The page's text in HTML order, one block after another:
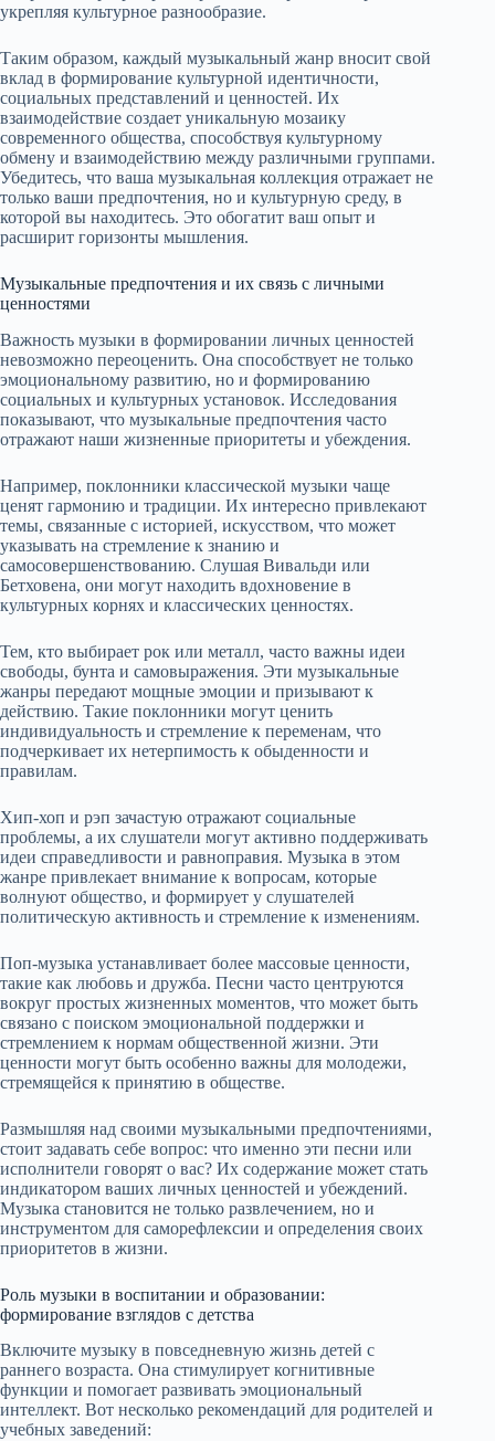
укрепляя культурное разнообразие.
Таким образом, каждый музыкальный жанр вносит свой
вклад в формирование культурной идентичности,
социальных представлений и ценностей. Их
взаимодействие создает уникальную мозаику
современного общества, способствуя культурному
обмену и взаимодействию между различными группами.
Убедитесь, что ваша музыкальная коллекция отражает не
только ваши предпочтения, но и культурную среду, в
которой вы находитесь. Это обогатит ваш опыт и
расширит горизонты мышления.
Музыкальные предпочтения и их связь с личными
ценностями
Важность музыки в формировании личных ценностей
невозможно переоценить. Она способствует не только
эмоциональному развитию, но и формированию
социальных и культурных установок. Исследования
показывают, что музыкальные предпочтения часто
отражают наши жизненные приоритеты и убеждения.
Например, поклонники классической музыки чаще
ценят гармонию и традиции. Их интересно привлекают
темы, связанные с историей, искусством, что может
указывать на стремление к знанию и
самосовершенствованию. Слушая Вивальди или
Бетховена, они могут находить вдохновение в
культурных корнях и классических ценностях.
Тем, кто выбирает рок или металл, часто важны идеи
свободы, бунта и самовыражения. Эти музыкальные
жанры передают мощные эмоции и призывают к
действию. Такие поклонники могут ценить
индивидуальность и стремление к переменам, что
подчеркивает их нетерпимость к обыденности и
правилам.
Хип-хоп и рэп зачастую отражают социальные
проблемы, а их слушатели могут активно поддерживать
идеи справедливости и равноправия. Музыка в этом
жанре привлекает внимание к вопросам, которые
волнуют общество, и формирует у слушателей
политическую активность и стремление к изменениям.
Поп-музыка устанавливает более массовые ценности,
такие как любовь и дружба. Песни часто центруются
вокруг простых жизненных моментов, что может быть
связано с поиском эмоциональной поддержки и
стремлением к нормам общественной жизни. Эти
ценности могут быть особенно важны для молодежи,
стремящейся к принятию в обществе.
Размышляя над своими музыкальными предпочтениями,
стоит задавать себе вопрос: что именно эти песни или
исполнители говорят о вас? Их содержание может стать
индикатором ваших личных ценностей и убеждений.
Музыка становится не только развлечением, но и
инструментом для саморефлексии и определения своих
приоритетов в жизни.
Роль музыки в воспитании и образовании:
формирование взглядов с детства
Включите музыку в повседневную жизнь детей с
раннего возраста. Она стимулирует когнитивные
функции и помогает развивать эмоциональный
интеллект. Вот несколько рекомендаций для родителей и
учебных заведений: